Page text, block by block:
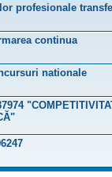
profesionale
continua
nationale